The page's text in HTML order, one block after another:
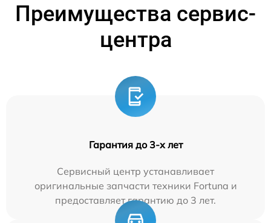
Преимущества сервис-
центра
Гарантия до 3-х лет
Сервисный центр устанавливает
оригинальные запчасти техники Fortuna и
предоставляет гарантию до 3 лет.